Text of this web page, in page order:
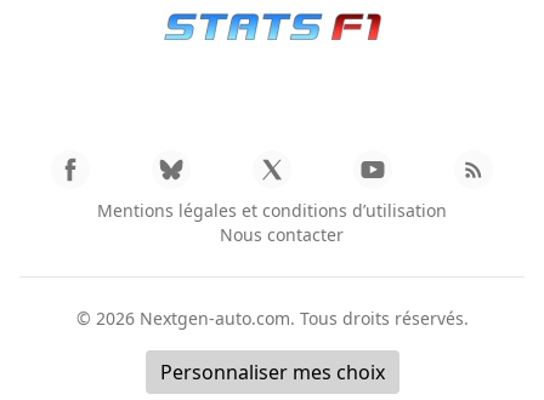
Mentions légales et conditions d’utilisation
Nous contacter
© 2026 Nextgen-auto.com. Tous droits réservés.
Personnaliser mes choix